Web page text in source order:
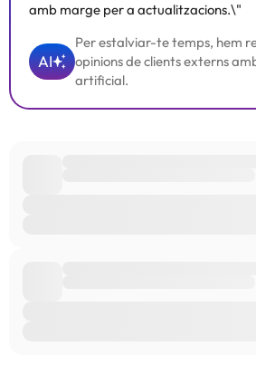
amb marge per a actualitzacions.\"
AI
Per estalviar-te temps, hem
opinions de clients externs
artificial.